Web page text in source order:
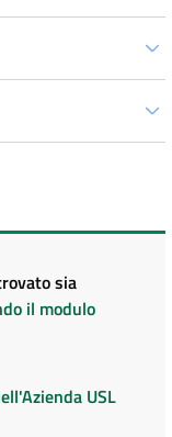
sia
il modulo
USL